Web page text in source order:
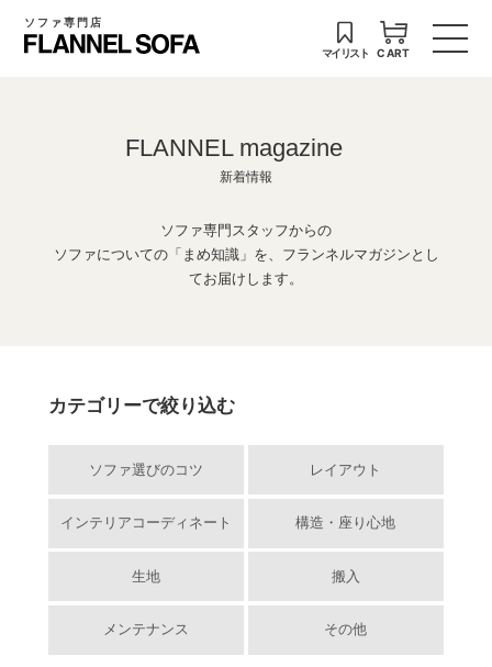
ソファ専門店
マイリスト CART
FLANNEL magazine
新着情報
ソファ専門スタッフからの
ソファについての「まめ知識」を、フランネルマガジンとし
てお届けします。
カテゴリーで絞り込む
ソファ選びのコツ レイアウト
インテリアコーディネート 構造・座り心地
生地 搬入
メンテナンス その他